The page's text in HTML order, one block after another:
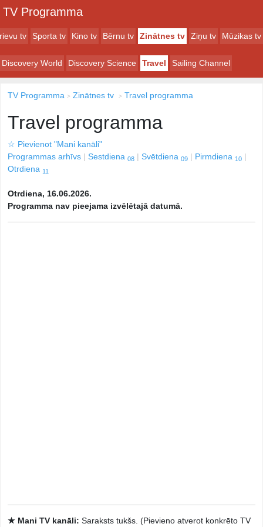
TV Programma
tv Sporta tv Kino tv Bērnu tv Zinātnes tv Ziņu tv Mūzikas tv
Discovery World Discovery Science Travel Sailing Channel
TV Programma Zinātnes tv Travel programma
Travel programma
☆ Pievienot "Mani kanāli"
Programmas arhīvs
Sestdiena 08 Svētdiena 09 Pirmdiena 10
Otrdiena 11
Otrdiena, 16.06.2026.
Programma nav pieejama izvēlētajā datumā.
★ Mani TV kanāli: Saraksts tukšs. (Pievieno atverot konkrēto TV